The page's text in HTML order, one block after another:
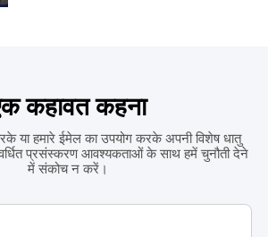
कहावत कहना
या हमारे ईमेल का उपयोग करके अपनी विशेष धातु
प्रसंस्करण आवश्यकताओं के साथ हमें चुनौती देने
में संकोच न करें।